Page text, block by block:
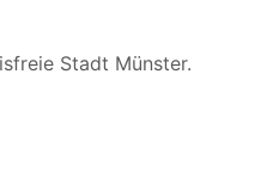
Stadt Münster.